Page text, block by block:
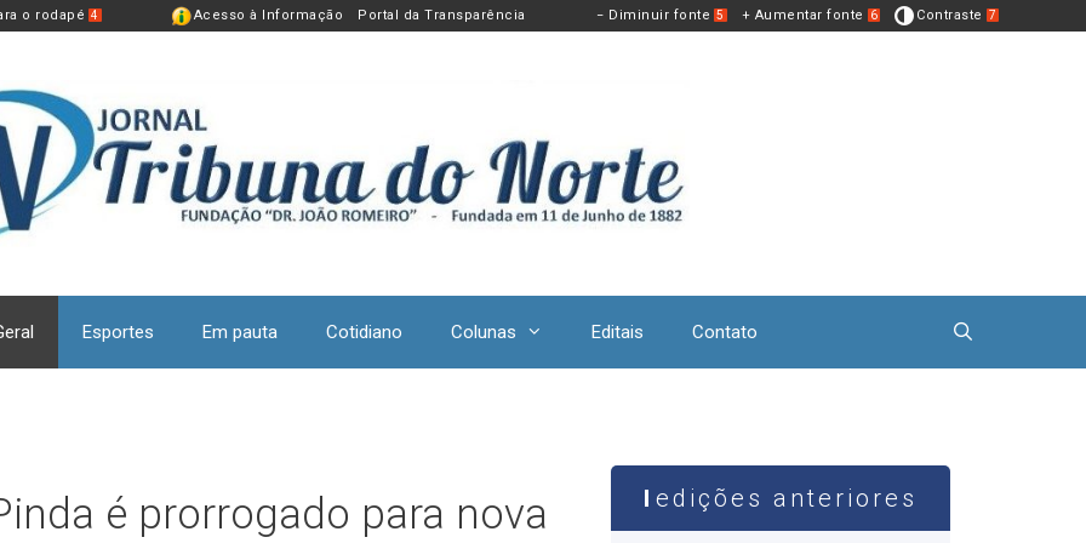
o rodapé 4 Acesso à Informação Portal da Transparência − Diminuir fonte 5 + Aumentar fonte 6 Contraste 7
Esportes Em pauta Cotidiano Colunas Editais Contato
é prorrogado para nova
edições anteriores